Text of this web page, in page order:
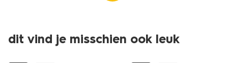
dit vind je misschien ook leuk
30% korting